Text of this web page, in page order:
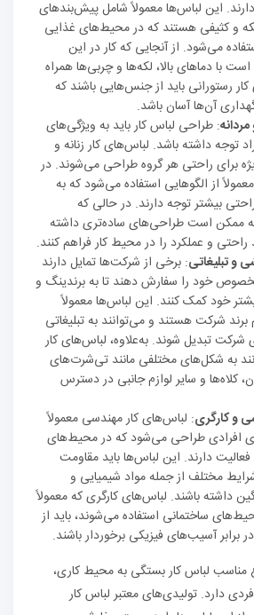
این لباس‌ها معمولاً شامل پیش‌بندهای
لکه و کثیفی هستند که در محیط‌های غذایی
می‌شود. از آنجایی که کار در این
با دماهای بالا، لکه‌ها و چربی‌ها همراه
رستورانی باید از جنس‌هایی باشند که
آن‌ها آسان باشد.
: طراحی لباس کار باید به ویژگی‌های
توجه داشته باشد. لباس‌های کار زنانه و
برای راحتی هر گروه طراحی می‌شوند. در
از الگوهایی استفاده می‌شود که به
بیشتر توجه دارند. در حالی که
ممکن است طراحی‌های ساده‌تری داشته
راحتی و عملکرد را در محیط کار فراهم کنند.
و تبلیغاتی: برخی از شرکت‌ها تمایل دارند
خود را سفارش دهند تا به برندینگ و
خود کمک کنند. این لباس‌ها معمولاً
برند شرکت هستند و می‌توانند به تبلیغاتی
شرکت تبدیل شوند. به‌علاوه، لباس‌های کار
به شکل‌های مختلفی مانند تی‌شرت‌های
کلاه‌ها و سایر لوازم جانبی در دسترس
و کارگری: لباس‌های کار مهندسی معمولاً
افرادی طراحی می‌شود که در محیط‌های
دارند. این لباس‌ها باید مقاومت
شرایط مختلف از جمله مواد شیمیایی و
داشته باشند. لباس‌های کارگری که معمولاً
ساختمانی استفاده می‌شوند، باید از
برابر آسیب‌های فیزیکی برخوردار باشند.
مناسب لباس کار بستگی به محیط کاری،
دارد. تولیدی‌های معتبر لباس کار